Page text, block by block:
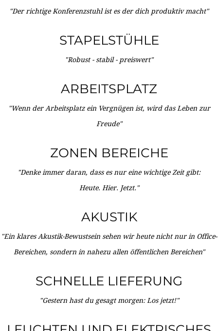
"Der richtige Konferenzstuhl ist es der dich produktiv macht"
STAPELSTÜHLE
"Robust - stabil - preiswert"
ARBEITSPLATZ
"Wenn der Arbeitsplatz ein Vergnügen ist, wird das Leben zur
Freude"
ZONEN BEREICHE
"Denke immer daran, dass es nur eine wichtige Zeit gibt:
Heute. Hier. Jetzt."
AKUSTIK
"Ein klares Akustik-Bewustsein sehen wir heute nicht nur in Office-
Bereichen, sondern in nahezu allen öffentlichen Bereichen"
SCHNELLE LIEFERUNG
"Gestern hast du gesagt morgen: Los jetzt!"